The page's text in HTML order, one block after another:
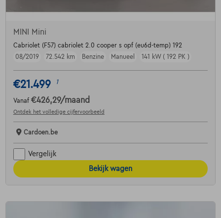
MINI Mini
Cabriolet (F57) cabriolet 2.0 cooper s opf (eu6d-temp) 192
08/2019
72.542 km Benzine Manueel 141 kW ( 192 PK )
€21.499 1
Vanaf €426,29/maand
Ontdek het volledige cijfervoorbeeld
Cardoen.be
Vergelijk
Bekijk wagen